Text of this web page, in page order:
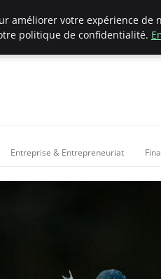
Entreprise & Entrepreneuriat
améliorer votre expérience de
politique de confidentialité.